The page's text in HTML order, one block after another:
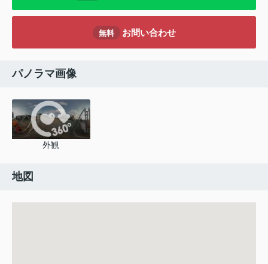
無料 お問い合わせ
パノラマ画像
外観
地図